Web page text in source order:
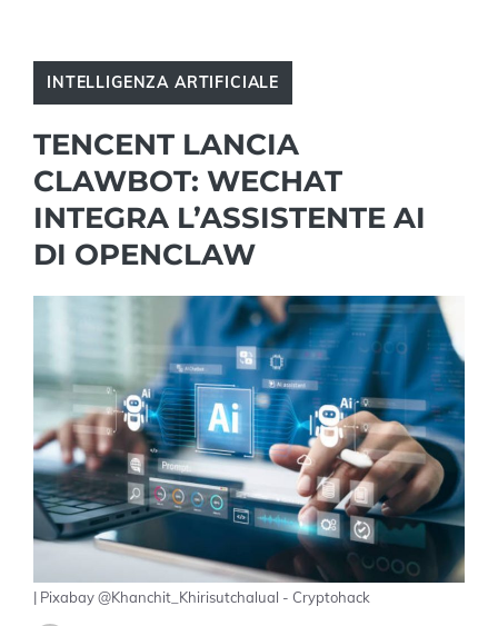
INTELLIGENZA ARTIFICIALE
TENCENT LANCIA
CLAWBOT: WECHAT
INTEGRA L’ASSISTENTE AI
DI OPENCLAW
| Pixabay @Khanchit_Khirisutchalual - Cryptohack